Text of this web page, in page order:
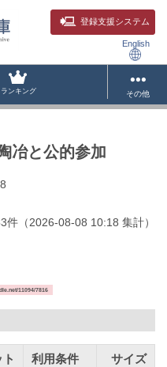
登録支援システム
English
ランキング その他
冶と公的参加
件 （2026-08-08 10:18 集計）
11094/7816
利用条件 サイズ